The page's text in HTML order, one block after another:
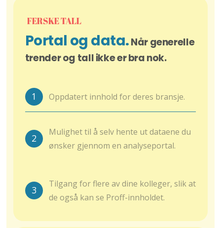
FERSKE TALL
Portal og data.Når generelle
trender og tall ikke er bra nok.
1 Oppdatert innhold for deres bransje.
2
Mulighet til å selv hente ut dataene du
ønsker gjennom en analyseportal.
3
Tilgang for flere av dine kolleger, slik at
de også kan se Proff-innholdet.